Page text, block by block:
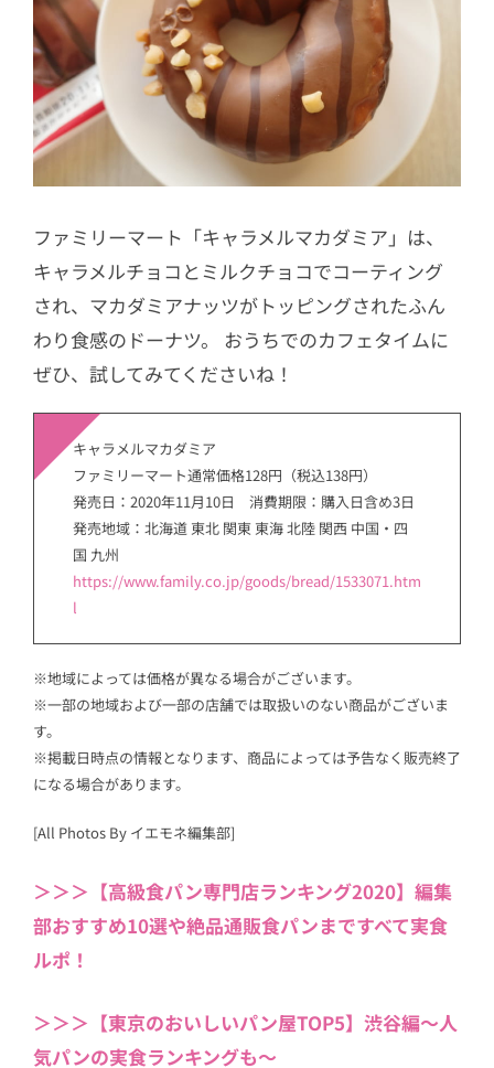
ファミリーマート「キャラメルマカダミア」は、
キャラメルチョコとミルクチョコでコーティング
され、マカダミアナッツがトッピングされたふん
わり食感のドーナツ。 おうちでのカフェタイムに
ぜひ、試してみてくださいね！
キャラメルマカダミア
ファミリーマート通常価格128円（税込138円）
発売日：2020年11月10日 消費期限：購入日含め3日
発売地域：北海道 東北 関東 東海 北陸 関西 中国・四
国 九州
https://www.family.co.jp/goods/bread/1533071.htm
l
※地域によっては価格が異なる場合がございます。
※一部の地域および一部の店舗では取扱いのない商品がございま
す。
※掲載日時点の情報となります、商品によっては予告なく販売終了
になる場合があります。
[All Photos By イエモネ編集部]
＞＞＞【高級食パン専門店ランキング2020】編集
部おすすめ10選や絶品通販食パンまですべて実食
ルポ！
＞＞＞【東京のおいしいパン屋TOP5】渋谷編〜人
気パンの実食ランキングも〜